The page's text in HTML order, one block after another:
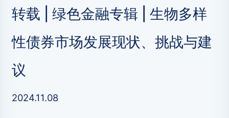
转载 | 绿色金融专辑 | 生物多样
性债券市场发展现状、挑战与建
议
2024.11.08